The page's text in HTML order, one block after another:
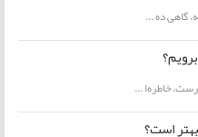
گاهی ده ...
خاطره‌ا ...
است؟